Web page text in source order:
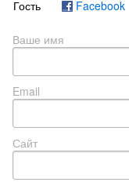
Гость Facebook
Ваше имя
Email
Сайт